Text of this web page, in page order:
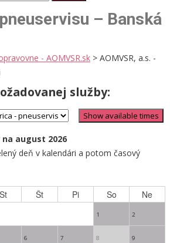
– Banská
- AOMVSR.sk > AOMVSR, a.s. -
služby:
august 2026
deň v kalendári a potom časový
St Št Pi So Ne
1 2
6 7 8 9